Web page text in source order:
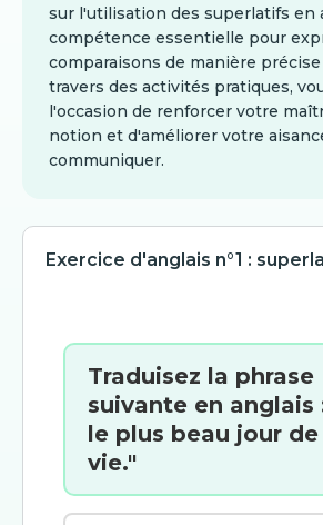
sur l'utilisation des superlatifs en
compétence essentielle pour
comparaisons de manière
travers des activités pratiques,
l'occasion de renforcer votre
notion et d'améliorer votre
communiquer.
Exercice d'anglais n°1 :
Traduisez la phrase
suivante en anglais
le plus beau jour
vie."